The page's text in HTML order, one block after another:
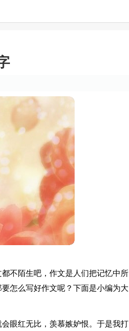
不陌生吧，作文是人们把记忆中所
怎么写好作文呢？下面是小编为大
眼红无比，羡慕嫉妒恨。于是我打